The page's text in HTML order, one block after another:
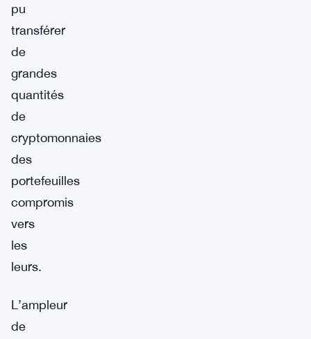
pu
transférer
de
grandes
quantités
de
cryptomonnaies
des
portefeuilles
compromis
vers
les
leurs.
L’ampleur
de